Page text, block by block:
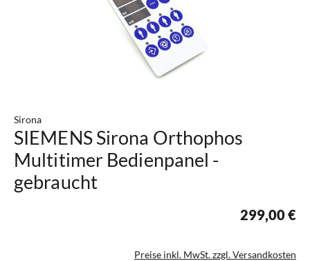
Sirona
SIEMENS Sirona Orthophos
Multitimer Bedienpanel -
gebraucht
299,00 €
Preise inkl. MwSt. zzgl. Versandkosten